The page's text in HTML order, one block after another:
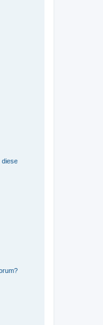
diese